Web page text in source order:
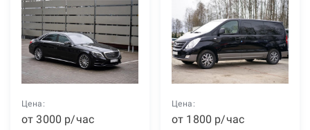
Цена:
от3000 р/час
Цена:
от 1800 р/час